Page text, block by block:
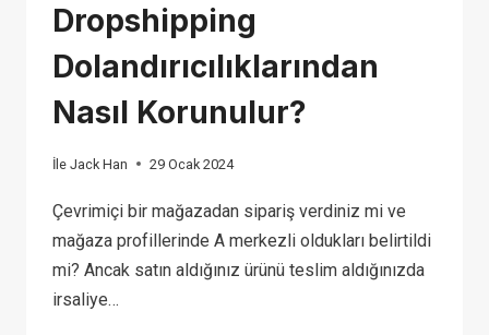
Dropshipping
Dolandırıcılıklarından
Nasıl Korunulur?
İle Jack Han 29 Ocak 2024
Çevrimiçi bir mağazadan sipariş verdiniz mi ve
mağaza profillerinde A merkezli oldukları belirtildi
mi? Ancak satın aldığınız ürünü teslim aldığınızda
irsaliye…